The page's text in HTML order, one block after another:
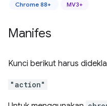
Chrome 88+ MV3+
Manifes
Kunci berikut harus
"action"